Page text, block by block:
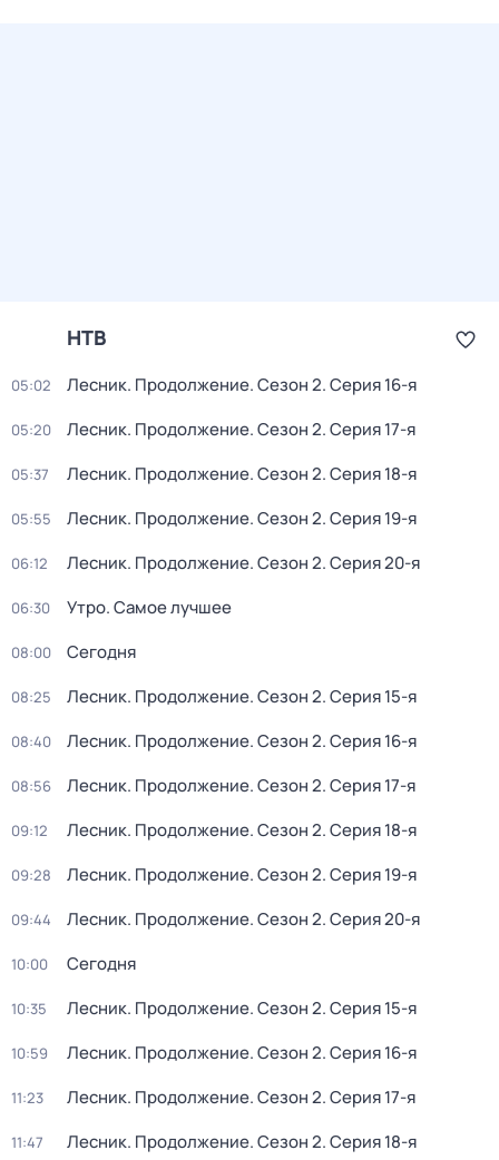
НТВ
05:02 Лесник. Продолжение. Сезон 2. Серия 16-я
05:20 Лесник. Продолжение. Сезон 2. Серия 17-я
05:37 Лесник. Продолжение. Сезон 2. Серия 18-я
05:55 Лесник. Продолжение. Сезон 2. Серия 19-я
06:12 Лесник. Продолжение. Сезон 2. Серия 20-я
06:30 Утро. Самое лучшее
08:00 Сегодня
08:25 Лесник. Продолжение. Сезон 2. Серия 15-я
08:40 Лесник. Продолжение. Сезон 2. Серия 16-я
08:56 Лесник. Продолжение. Сезон 2. Серия 17-я
09:12 Лесник. Продолжение. Сезон 2. Серия 18-я
09:28 Лесник. Продолжение. Сезон 2. Серия 19-я
09:44 Лесник. Продолжение. Сезон 2. Серия 20-я
10:00 Сегодня
10:35 Лесник. Продолжение. Сезон 2. Серия 15-я
10:59 Лесник. Продолжение. Сезон 2. Серия 16-я
11:23 Лесник. Продолжение. Сезон 2. Серия 17-я
11:47 Лесник. Продолжение. Сезон 2. Серия 18-я